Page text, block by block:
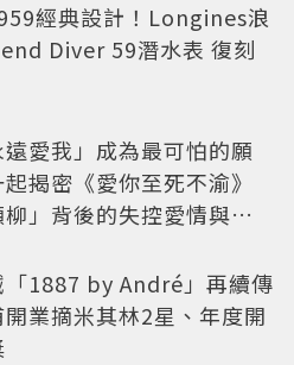
經典設計！Longines浪
Diver 59潛水表 復刻
愛我」成為最可怕的願
揭密《愛你至死不渝》
柳」背後的失控愛情與爆
「1887 by André」再續傳
業摘米其林2星、年度開